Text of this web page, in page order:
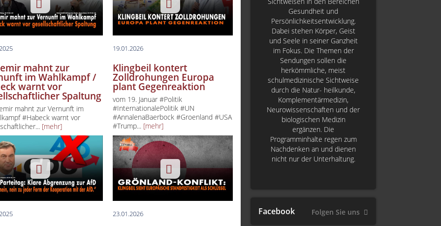
mahnt zur
im Wahlkampf /
warnt vor
Spaltung
mahnt zur Vernunft im
#Habeck warnt vor
[mehr]
19.01.2026
Klingbeil kontert
Zolldrohungen Europa
plant Gegenreaktion
vom 19. Januar #Politik
#InternationalePolitik #UN
#AnnalenaBaerbock #Groenland #USA
#Trump... [mehr]
23.01.2026
Gesundheit und
Persönlichkeitsentwicklung.
Dabei stehen Körper, Geist
und Seele in seiner Ganzheit
im Fokus. Die Themen der
Sendungen sollen die
herkömmliche, meist
schulmedizinische Sichtweise
durch die Natur- heilkunde,
Komplementärmedizin,
Neurowissenschaften und der
biologischen Medizin
ergänzen. Die
Programminhalte regen zum
Nachdenken an und dienen
nicht nur der Unterhaltung.
Facebook Folgen Sie uns